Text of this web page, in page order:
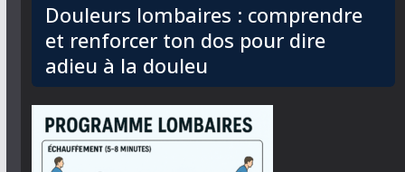
Douleurs lombaires : comprendre
et renforcer ton dos pour dire
adieu à la douleu